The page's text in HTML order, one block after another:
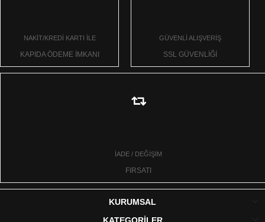
NAKİT/KREDİ KARTI İLE
KAPIDA ÖDEME İMKANI
GÜVENLİ ALIŞVERİŞ
SSL GÜVENLİĞİ
İADE / DEĞİŞİM
FIRSATI
KURUMSAL